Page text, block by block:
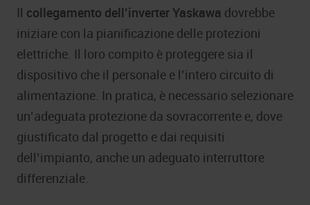
Il collegamento dell’inverter Yaskawa dovrebbe
iniziare con la pianificazione delle protezioni
elettriche. Il loro compito è proteggere sia il
dispositivo che il personale e l’intero circuito di
alimentazione. In pratica, è necessario selezionare
un’adeguata protezione da sovracorrente e, dove
giustificato dal progetto e dai requisiti
dell’impianto, anche un adeguato interruttore
differenziale.